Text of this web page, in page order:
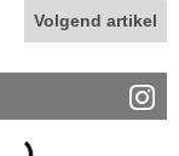
Volgend artikel